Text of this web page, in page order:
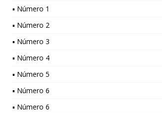
▪ Número 1
▪ Número 2
▪ Número 3
▪ Número 4
▪ Número 5
▪ Número 6
▪ Número 6